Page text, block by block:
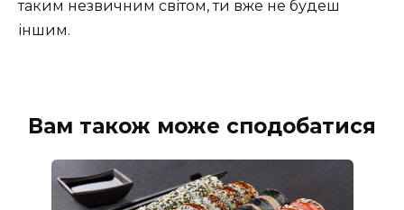
таким незвичним світом, ти вже не будеш
іншим.
Вам також може сподобатися